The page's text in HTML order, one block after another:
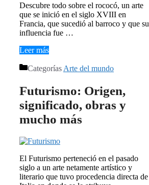
Descubre todo sobre el rococó, un arte
que se inició en el siglo XVIII en
Francia, que sucedió al barroco y que su
influencia fue …
Leer más
Categorías Arte del mundo
Futurismo: Origen,
significado, obras y
mucho más
El Futurismo perteneció en el pasado
siglo a un arte netamente artístico y
literario que tuvo procedencia directa de